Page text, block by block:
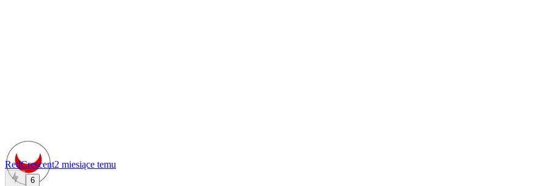
RedCrescent2 miesiące temu
6